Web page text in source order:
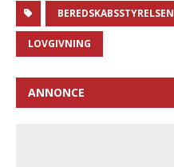
BEREDSKABSSTYRELSEN
LOVGIVNING
ANNONCE